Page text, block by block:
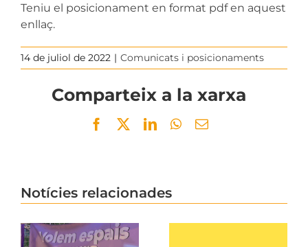
Teniu el posicionament en format pdf en aquest
enllaç.
14 de juliol de 2022 | Comunicats i posicionaments
Comparteix a la xarxa
Facebook
TwitterLinkedInWhatsApp
Email
Notícies relacionades